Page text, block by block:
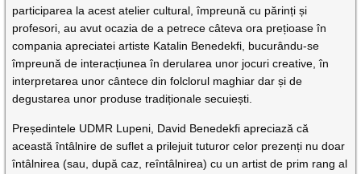
participarea la acest atelier cultural, împreună cu părinți și
profesori, au avut ocazia de a petrece câteva ora prețioase în
compania apreciatei artiste Katalin Benedekfi, bucurându-se
împreună de interacțiunea în derularea unor jocuri creative, în
interpretarea unor cântece din folclorul maghiar dar și de
degustarea unor produse tradiționale secuiești.
Președintele UDMR Lupeni, David Benedekfi apreciază că
această întâlnire de suflet a prilejuit tuturor celor prezenți nu doar
întâlnirea (sau, după caz, reîntâlnirea) cu un artist de prim rang al